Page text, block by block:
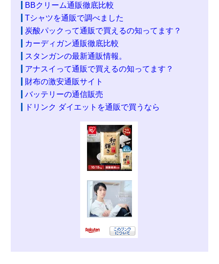
BBクリーム通販徹底比較
Tシャツを通販で調べました
炭酸パックって通販で買えるの知ってます？
カーディガン通販徹底比較
スタンガンの最新通販情報。
アナスイって通販で買えるの知ってます？
財布の激安通販サイト
バッテリーの通信販売
ドリンク ダイエットを通販で買うなら